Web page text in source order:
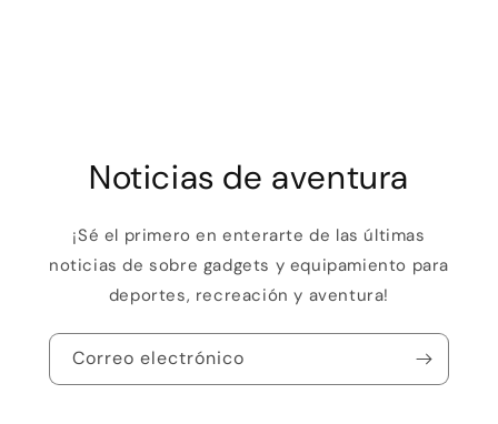
Noticias de aventura
¡Sé el primero en enterarte de las últimas
noticias de sobre gadgets y equipamiento para
deportes, recreación y aventura!
Correo electrónico